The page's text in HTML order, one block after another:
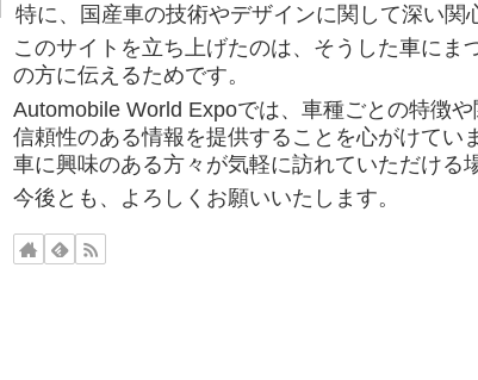
特に、国産車の技術やデザインに関して深い関
このサイトを立ち上げたのは、そうした車にま
の方に伝えるためです。
Automobile World Expoでは、車種ごとの特徴や
信頼性のある情報を提供することを心がけてい
車に興味のある方々が気軽に訪れていただける
今後とも、よろしくお願いいたします。